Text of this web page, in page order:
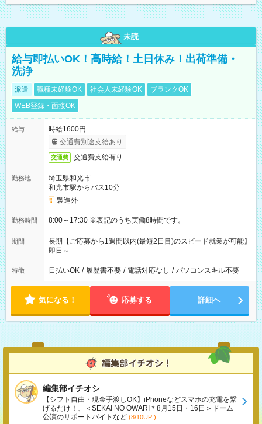
未読
給与即払いOK！高時給！土日休み！出荷準備・
洗浄
派遣 職種未経験OK 社会人未経験OK
ブランクOK
WEB登録・面接OK
給与
時給1600円
交通費別途支給あり
交通費 交通費支給有り
勤務地
埼玉県和光市
和光市駅からバス10分
製造外
勤務時間 8:00～17:30 ※表記のうち実働8時間です。
期間
長期【ご応募から1週間以内(最短2日目)のスピード就業が可能】
即日～
特徴 日払いOK / 履歴書不要 / 電話対応なし / パソコンスキル不要
気になる！ 応募する 詳細へ
編集部イチオシ
【シフト自由・現金手渡しOK】iPhoneなどスマホの充電を繋
げるだけ！、＜SEKAI NO OWARI＊8月15日・16日＞ドーム
公演のサポートバイトなど (8/10UP!)